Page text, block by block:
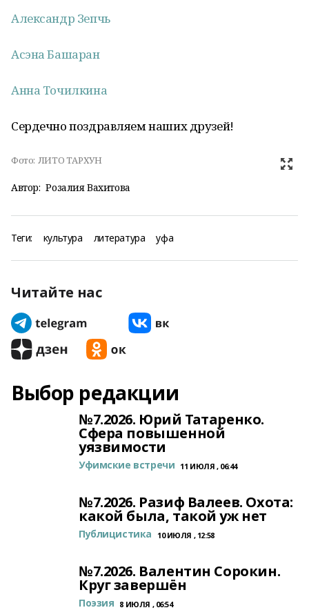
Александр Зепчь
Асэна Башаран
Анна Точилкина
Сердечно поздравляем наших друзей!
Фото: ЛИТО ТАРХУН
Автор: Розалия Вахитова
Теги: культура литература уфа
Читайте нас
Выбор редакции
№7.2026. Юрий Татаренко.
Сфера повышенной
уязвимости
Уфимские встречи 11 ИЮЛЯ , 06:44
№7.2026. Разиф Валеев. Охота:
какой была, такой уж нет
Публицистика 10 ИЮЛЯ , 12:58
№7.2026. Валентин Сорокин.
Круг завершён
Поэзия 8 ИЮЛЯ , 06:54